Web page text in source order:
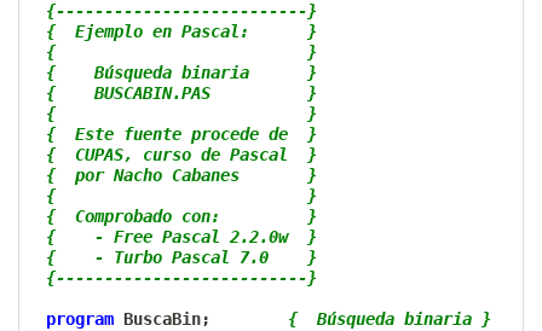
{--------------------------}
{  Ejemplo en Pascal:      }
{                          }
{    Búsqueda binaria      }
{    BUSCABIN.PAS          }
{                          }
{  Este fuente procede de  }
{  CUPAS, curso de Pascal  }
{  por Nacho Cabanes       }
{                          }
{  Comprobado con:         }
{    - Free Pascal 2.2.0w  }
{    - Turbo Pascal 7.0    }
{--------------------------}
program BuscaBin; {  Búsqueda binaria }